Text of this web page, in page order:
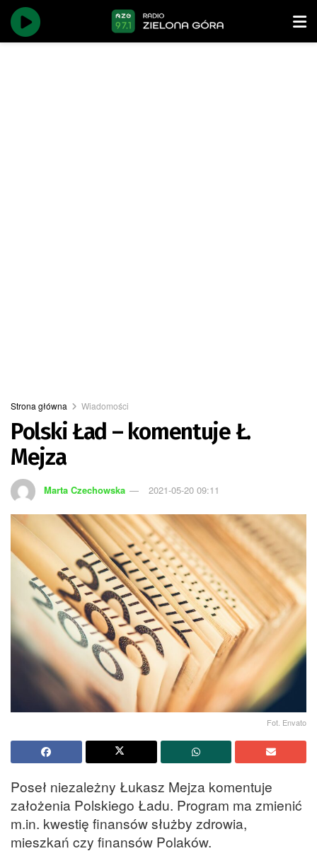
Strona główna Wiadomości
Polski Ład – komentuje Ł.
Mejza
Marta Czechowska 2021-05-20 09:11
Fot. Envato
Poseł niezależny Łukasz Mejza komentuje
założenia Polskiego Ładu. Program ma zmienić
m.in. kwestię finansów służby zdrowia,
mieszkań czy finansów Polaków.